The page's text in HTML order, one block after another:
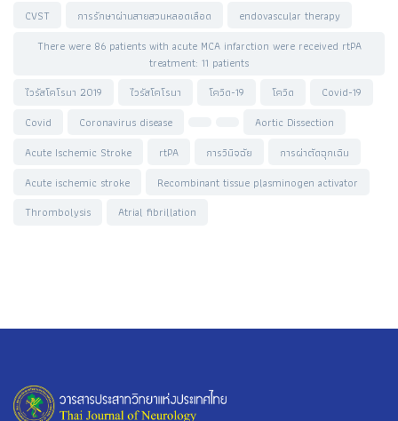
CVST
การรักษาผ่านสายสวนหลอดเลือด
endovascular therapy
There were 86 patients with acute MCA infarction were received rtPA
treatment: 11 patients
ไวรัสโคโรนา 2019
ไวรัสโคโรนา โควิด-19 โควิด
Covid-19
Covid
Coronavirus disease
Aortic Dissection
Acute Ischemic Stroke
rtPA การวินิจฉัย
การผ่าตัดฉุกเฉิน
Acute ischemic stroke
Recombinant tissue plasminogen activator
Thrombolysis
Atrial fibrillation